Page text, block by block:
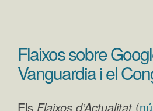
Flaixos sobre
Vanguardia i el
Els Flaixos d’Actualitat(